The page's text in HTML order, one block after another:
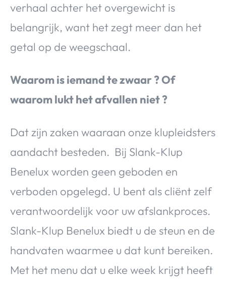
verhaal achter het overgewicht is
belangrijk, want het zegt meer dan het
getal op de weegschaal.
Waarom is iemand te zwaar ? Of
waarom lukt het afvallen niet ?
Dat zijn zaken waaraan onze klupleidsters
aandacht besteden. Bij Slank-Klup
Benelux worden geen geboden en
verboden opgelegd. U bent als cliënt zelf
verantwoordelijk voor uw afslankproces.
Slank-Klup Benelux biedt u de steun en de
handvaten waarmee u dat kunt bereiken.
Met het menu dat u elke week krijgt heeft